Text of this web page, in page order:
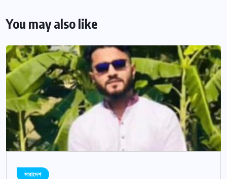
You may also like
সারাদেশ